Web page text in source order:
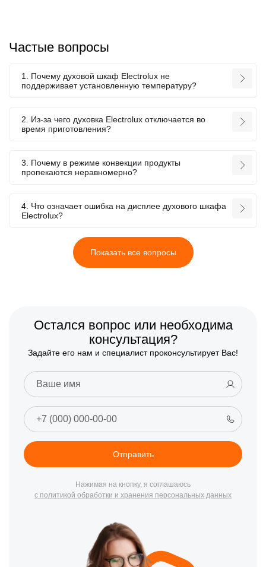
Частые вопросы
1. Почему духовой шкаф Electrolux не
поддерживает установленную температуру?
2. Из-за чего духовка Electrolux отключается во
время приготовления?
3. Почему в режиме конвекции продукты
пропекаются неравномерно?
4. Что означает ошибка на дисплее духового шкафа
Electrolux?
Показать все вопросы
Остался вопрос или необходима
консультация?
Задайте его нам и специалист проконсультирует Вас!
Отправить
Нажимая на кнопку, я соглашаюсь
с политикой обработки и хранения персональных данных